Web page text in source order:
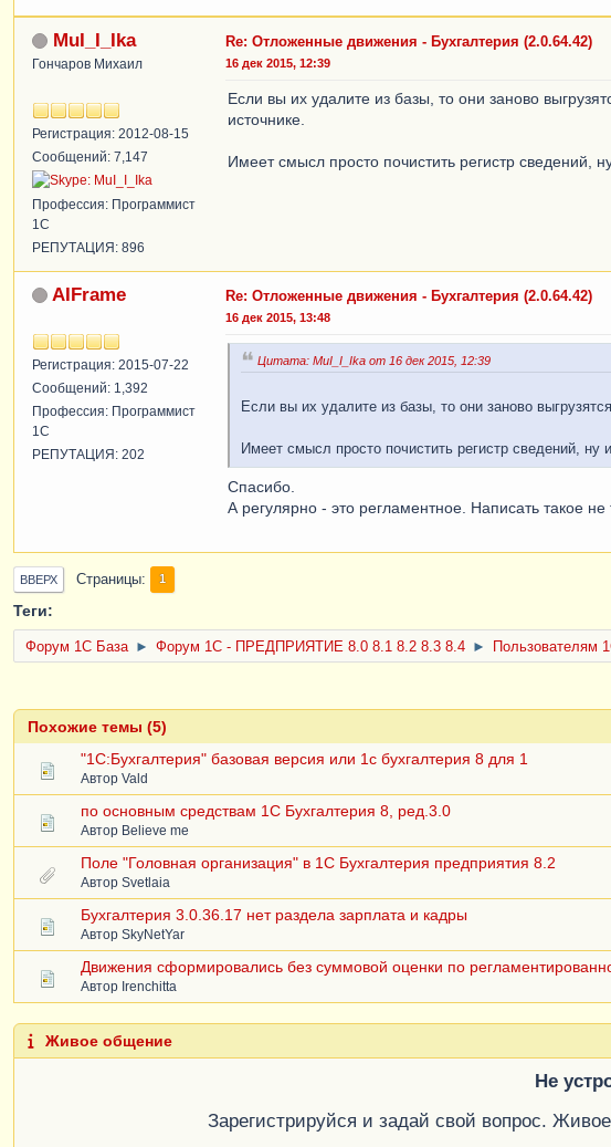
MuI_I_Ika
Гончаров Михаил
Регистрация: 2012-08-15
Сообщений: 7,147
Профессия: Программист
1С
РЕПУТАЦИЯ: 896
Re: Отложенные движения - Бухгалтерия (2.0.64.42)
16 дек 2015, 12:39
Если вы их удалите из базы, то они заново
источнике.
Имеет смысл просто почистить регистр сведений,
AIFrame
Регистрация: 2015-07-22
Сообщений: 1,392
Профессия: Программист
1С
РЕПУТАЦИЯ: 202
Re: Отложенные движения - Бухгалтерия (2.0.64.42)
16 дек 2015, 13:48
Цитата: MuI_I_Ika от 16 дек 2015, 12:39
Если вы их удалите из базы, то они заново
Имеет смысл просто почистить регистр сведений, ну
Спасибо.
А регулярно - это регламентное. Написать такое не
ВВЕРХ Страницы 1
Теги:
Форум 1C База ► Форум 1С - ПРЕДПРИЯТИЕ 8.0 8.1 8.2 8.3 8.4 ► Пользователям
Похожие темы (5)
"1С:Бухгалтерия" базовая версия или 1с бухгалтерия 8 для 1
Автор Vald
по основным средствам 1С Бухгалтерия 8, ред.3.0
Автор Believe me
Поле "Головная организация" в 1С Бухгалтерия предприятия 8.2
Автор Svetlaia
Бухгалтерия 3.0.36.17 нет раздела зарплата и кадры
Автор SkyNetYar
Движения сформировались без суммовой оценки по
Автор Irenchitta
Живое общение
Не
Зарегистрируйся и задай свой вопрос.